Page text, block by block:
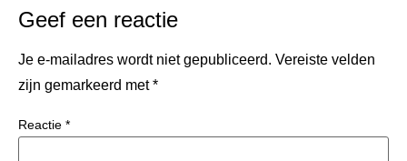
Geef een reactie
Je e-mailadres wordt niet gepubliceerd. Vereiste velden
zijn gemarkeerd met*
Reactie *